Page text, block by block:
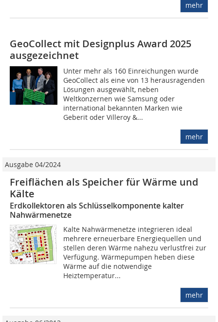
mehr
GeoCollect mit Designplus Award 2025
ausgezeichnet
Unter mehr als 160 Einreichungen wurde
GeoCollect als eine von 13 herausragenden
Lösungen ausgewählt, neben
Weltkonzernen wie Samsung oder
international bekannten Marken wie
Geberit oder Villeroy &...
mehr
Ausgabe 04/2024
Freiflächen als Speicher für Wärme und
Kälte
Erdkollektoren als Schlüsselkomponente kalter
Nahwärmenetze
Kalte Nahwärmenetze integrieren ideal
mehrere erneuerbare Energiequellen und
stellen deren Wärme nahezu verlustfrei zur
Verfügung. Wärmepumpen heben diese
Wärme auf die notwendige
Heiztemperatur...
mehr